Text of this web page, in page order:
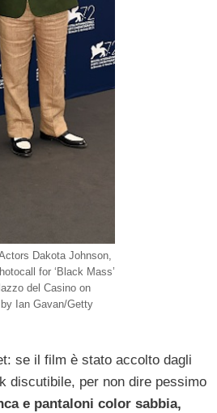
Dakota Johnson,
for ‘Black Mass’
del Casino on
Ian Gavan/Getty
se il film è stato accolto dagli
discutibile, per non dire pessimo
e pantaloni color sabbia,